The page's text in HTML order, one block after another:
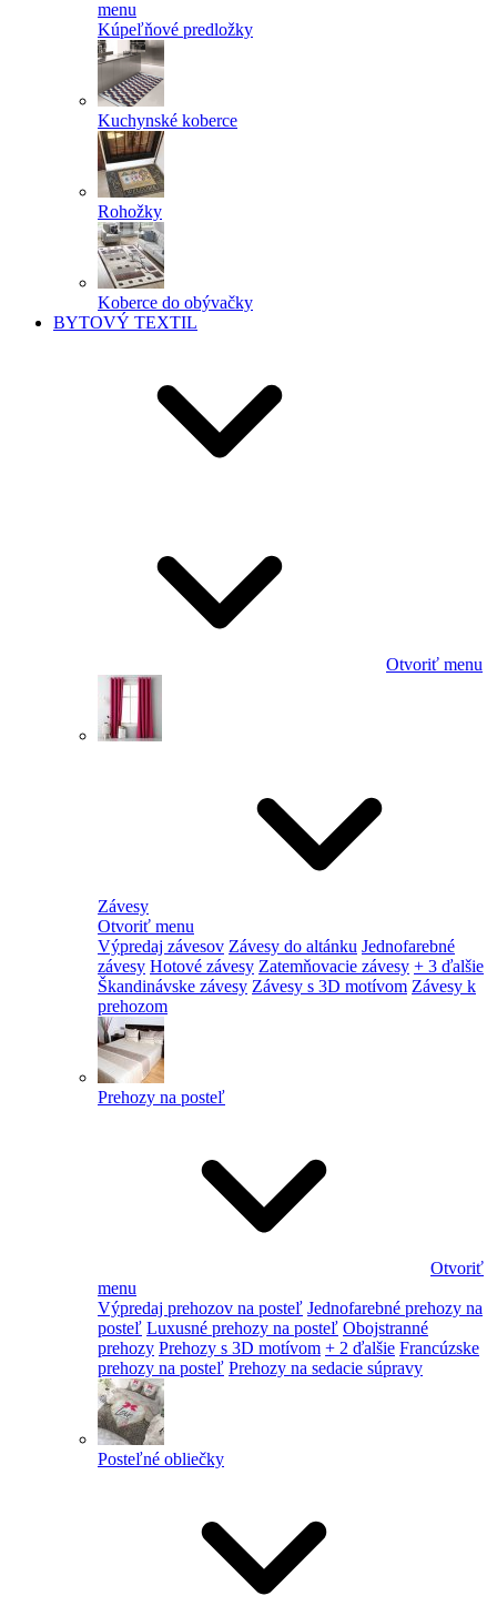
menu
Kúpeľňové predložky
Kuchynské koberce
Rohožky
Koberce do obývačky
BYTOVÝ TEXTIL
Otvoriť menu
Závesy
Otvoriť menu
Výpredaj závesov Závesy do altánku Jednofarebné
závesy Hotové závesy Zatemňovacie závesy + 3 ďalšie
Škandinávske závesy Závesy s 3D motívom Závesy k
prehozom
Prehozy na posteľ
Otvoriť
menu
Výpredaj prehozov na posteľ Jednofarebné prehozy na
posteľ Luxusné prehozy na posteľ Obojstranné
prehozy Prehozy s 3D motívom + 2 ďalšie Francúzske
prehozy na posteľ Prehozy na sedacie súpravy
Posteľné obliečky